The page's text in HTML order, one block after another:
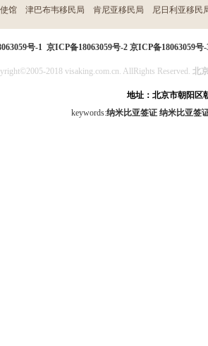
馆 津巴布韦移民局 肯尼亚移民局 尼日利亚移民
号-1 京ICP备18063059号-2 京ICP备18063059号-
2018 visaking.com.cn. AllRights Reserved. 北
地址：北京市朝阳区
keywords:纳米比亚签证 纳米比亚签